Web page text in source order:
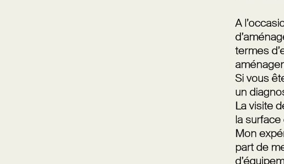
A
termes
Si vous
un
La visite
la
Mon
part de